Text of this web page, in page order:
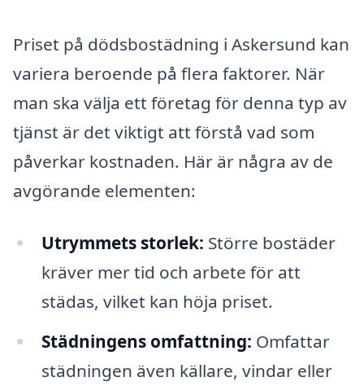
Priset på dödsbostädning i Askersund kan
variera beroende på flera faktorer. När
man ska välja ett företag för denna typ av
tjänst är det viktigt att förstå vad som
påverkar kostnaden. Här är några av de
avgörande elementen:
Utrymmets storlek: Större bostäder
kräver mer tid och arbete för att
städas, vilket kan höja priset.
Städningens omfattning: Omfattar
städningen även källare, vindar eller